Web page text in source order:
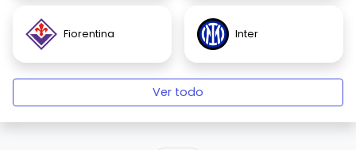
Fiorentina Inter
Ver todo